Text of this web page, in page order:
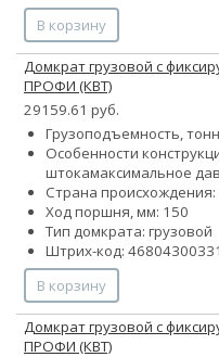
В корзину
Домкрат грузовой с
ПРОФИ (КВТ)
29159.61 руб.
Грузоподъемность,
Особенности
штокамаксимальное
Страна происхождения:
Ход поршня, мм: 150
Тип домкрата: грузовой
Штрих-код:
В корзину
Домкрат грузовой с
ПРОФИ (КВТ)